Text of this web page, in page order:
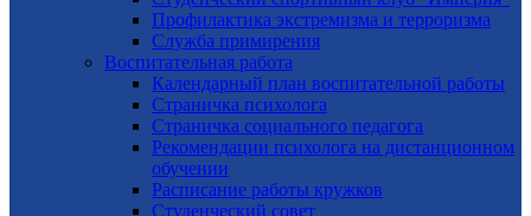
Профилактика экстремизма и терроризма
Служба примирения
Воспитательная работа
Календарный план воспитательной работы
Страничка психолога
Страничка социального педагога
Рекомендации психолога на дистанционном
обучении
Расписание работы кружков
Студенческий совет